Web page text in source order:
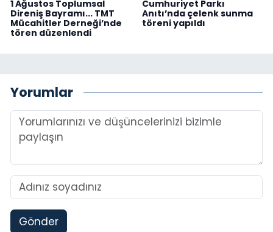
1 Ağustos Toplumsal
Direniş Bayramı... TMT
Mücahitler Derneği’nde
tören düzenlendi
Cumhuriyet Parkı
Anıtı’nda çelenk sunma
töreni yapıldı
Yorumlar
Gönder